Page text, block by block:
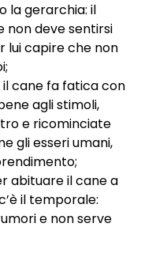
la gerarchia: il
non deve sentirsi
lui capire che non
il cane fa fatica con
agli stimoli,
e ricominciate
gli esseri umani,
abituare il cane a
il temporale:
e non serve